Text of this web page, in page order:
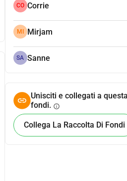
CO Corrie
MI Mirjam
SA Sanne
Unisciti e collegati a
fondi. info
Collega La Raccolta Di Fondi